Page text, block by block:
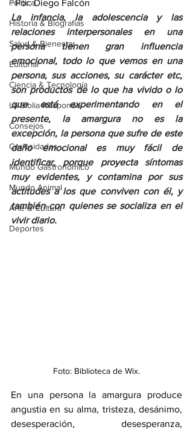
Política
Historia & Biografías
Salud & Bienestar
Editorial
Ciencia & Tecnología
La Biblia Responde
Consejos
Curiosidades
Mundo Gastronómico
Mundo Animal
Arte & Cultura
Deportes
| Por: Diego Falcón
La infancia, la adolescencia y las
relaciones interpersonales en una
persona tienen gran influencia
emocional, todo lo que vemos en una
persona, sus acciones, su carácter etc,
son productos de lo que ha vivido o lo
que está experimentando en el
presente, la amargura no es la
excepción, la persona que sufre de este
daño emocional es muy fácil de
identificar, porque proyecta síntomas
muy evidentes, y contamina por sus
actitudes a los que conviven con él, y
también con quienes se socializa en el
vivir diario.
Foto: Biblioteca de Wix.
En una persona la amargura produce
angustia en su alma, tristeza, desánimo,
desesperación, desesperanza,